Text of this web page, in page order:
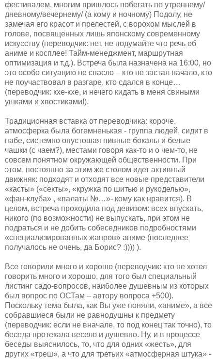
фестивалем, многим пришлось побегать по утреннему/
дневному/вечернему/ (а кому и ночному) Подолу, не
замечая его красот и прелестей, с ворохом мыслей в
голове, посвященных лишь японскому современному
искусству (переводчик: нет, не подумайте что речь об
аниме и косплее! Тайм-менеджмент, маршрутная
оптимизация и т.д.). Встреча была назначена на 16:00, но
это особо ситуацию не спасло – кто не застал начало, кто
не поучаствовал в разгаре, кто сдался в конце…
(переводчик: кхе-кхе, и нечего кидать в меня свиными
ушками и хвостиками!).
Традиционная вставка от переводчика: короче,
атмосферка была богемненькая - группа людей, сидит в
пабе, системно опустошая пивные бокалы и белые
чашки (с чаем?), местами говоря как-то и о чем-то, не
совсем понятном окружающей общественности. При
этом, постоянно за этим же столом идет активный
движняк: подходят и отходят все новые представители
«касты» («секты», «кружка по шитью и рукоделью»,
«фан-клуба» , «палаты №…»- кому как нравится). В
целом, встреча проходила под девизом: всех впускать,
никого (по возможности) не выпускать, при этом не
подраться и не добить собеседников подробностями
«специализированных жанров» аниме (последнее
получалось не очень, да Борис? :)))) ).
Все говорили много и хорошо (переводчик: кто не хотел
говорить много и хорошо, для того был специальный
листинг садо-вопросов, наиболее душевным из которых
был вопрос по ОСТам – автору вопроса +500).
Поскольку тема была, как Вы уже поняли, «аниме», а все
собравшиеся были не равнодушны к предмету
(переводчик: если не вначале, то под конец так точно), то
беседа протекала весело и душевно. Ну, и в процессе
беседы выяснилось, то, что для одних «жесть», для
других «треш», а что для третьих «атмосферная штука» -